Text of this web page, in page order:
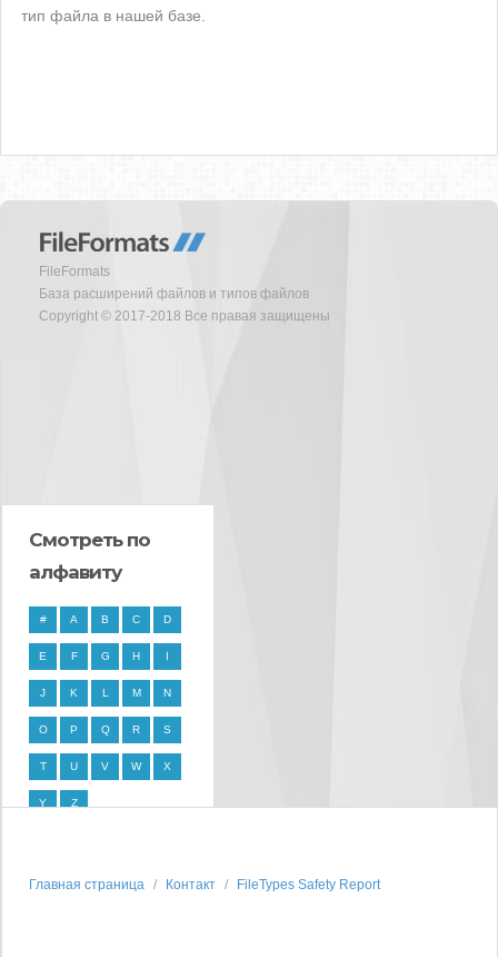
тип файла в нашей базе.
FileFormats
База расширений файлов и типов файлов
Copyright © 2017-2018 Все правая защищены
Смотреть по
алфавиту
# A B C D
E F G H I
J K L M N
O P Q R S
T U V W X
Y Z
Главная страница Контакт FileTypes Safety Report